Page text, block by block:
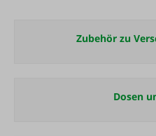
Zubehör zu
Dosen